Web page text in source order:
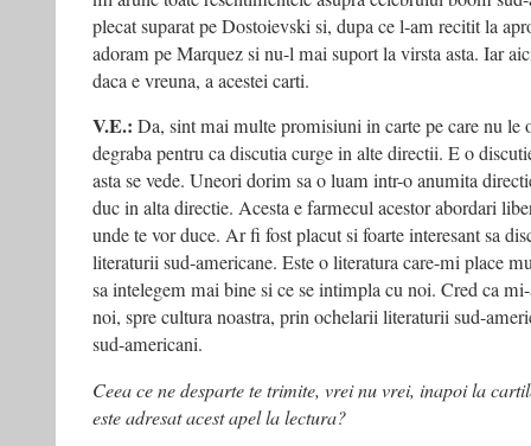
plecat suparat pe Dostoievski si, dupa ce l-am recitit la
adoram pe Marquez si nu-l mai suport la virsta asta. Iar
daca e vreuna, a acestei carti.
V.E.: Da, sint mai multe promisiuni in carte pe care nu
degraba pentru ca discutia curge in alte directii. E o
asta se vede. Uneori dorim sa o luam intr-o anumita
duc in alta directie. Acesta e farmecul acestor abordari
unde te vor duce. Ar fi fost placut si foarte interesant sa
literaturii sud-americane. Este o literatura care-mi place
sa intelegem mai bine si ce se intimpla cu noi. Cred ca
noi, spre cultura noastra, prin ochelarii literaturii sud-
sud-americani.
Ceea ce ne desparte te trimite, vrei nu vrei, inapoi la
este adresat acest apel la lectura?